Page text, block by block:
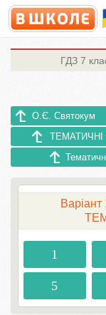
ГДЗ 7
О.Є. Святокум
1
5